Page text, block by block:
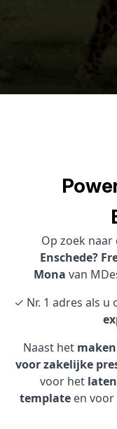
Op zoek naar
Enschede?
Mona van
✓ Nr. 1 adres als u
Naast het
voor zakelijke
voor het
template en voor